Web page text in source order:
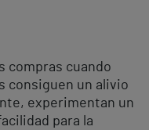
compras cuando
consiguen un alivio
experimentan un
para la